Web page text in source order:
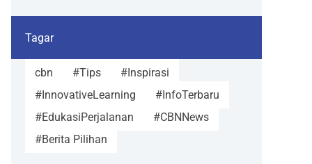
Tagar
cbn #Tips
#Inspirasi
#InnovativeLearning
#InfoTerbaru
#EdukasiPerjalanan
#CBNNews
#Berita Pilihan